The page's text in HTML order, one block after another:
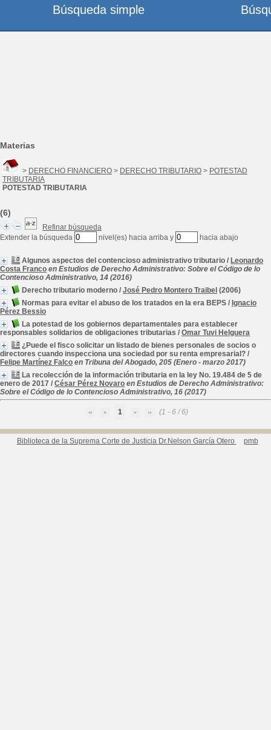
Materias
> DERECHO FINANCIERO > DERECHO TRIBUTARIO > POTESTAD
TRIBUTARIA
POTESTAD TRIBUTARIA
(6)
Refinar búsqueda
Extender la búsqueda
nivel(es) hacia arriba y hacia abajo
Algunos aspectos del contencioso administrativo tributario / Leonardo
Costa Franco en Estudios de Derecho Administrativo: Sobre el Código de lo
Contencioso Administrativo, 14 (2016)
Derecho tributario moderno / José Pedro Montero Traibel (2006)
Normas para evitar el abuso de los tratados en la era BEPS / Ignacio
Pérez Bessio
La potestad de los gobiernos departamentales para establecer
responsables solidarios de obligaciones tributarias / Omar Tuvi Helguera
¿Puede el fisco solicitar un listado de bienes personales de socios o
directores cuando inspecciona una sociedad por su renta empresarial? /
Felipe Martínez Falco en Tribuna del Abogado, 205 (Enero - marzo 2017)
La recolección de la información tributaria en la ley No. 19.484 de 5 de
enero de 2017 / César Pérez Novaro en Estudios de Derecho Administrativo:
Sobre el Código de lo Contencioso Administrativo, 16 (2017)
1 (1 - 6 / 6)
Biblioteca de la Suprema Corte de Justicia Dr.Nelson García Otero pmb
Búsqueda simple